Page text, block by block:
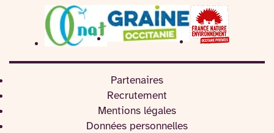
Partenaires
Recrutement
Mentions légales
Données personnelles